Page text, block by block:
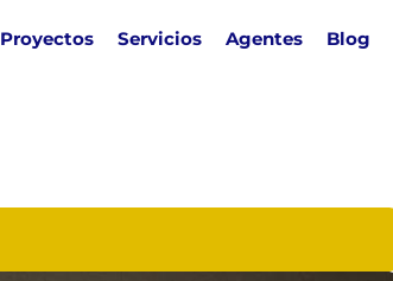
Proyectos Servicios Agentes Blog